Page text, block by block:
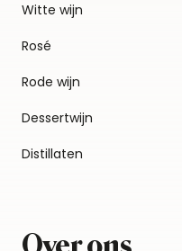
Witte wijn
Rosé
Rode wijn
Dessertwijn
Distillaten